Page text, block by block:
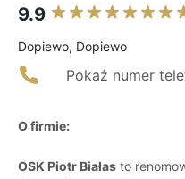
9.9
Dopiewo, Dopiewo
Pokaż numer
O firmie:
OSK Piotr Białas to